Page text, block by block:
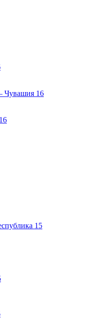
Чувашия 16
16
15